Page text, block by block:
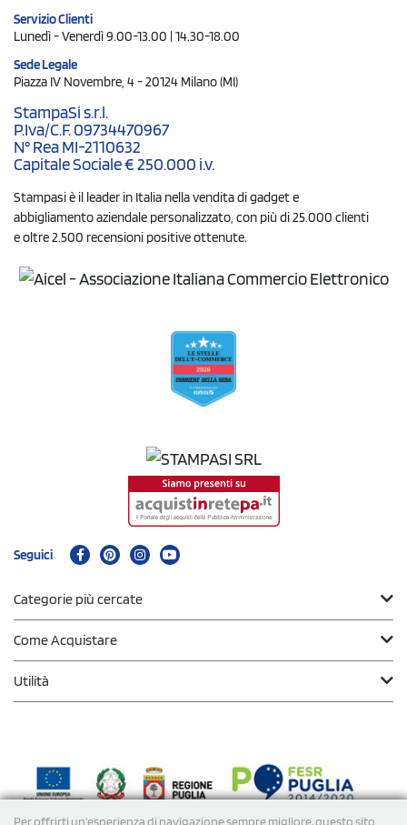
Per offrirti un'esperienza di navigazione sempre migliore, questo sito
Servizio Clienti
Lunedì - Venerdì 9.00-13.00 | 14.30-18.00
Sede Legale
Piazza IV Novembre, 4 - 20124 Milano (MI)
StampaSi s.r.l.
P.Iva/C.F. 09734470967
N° Rea MI-2110632
Capitale Sociale € 250.000 i.v.
Stampasi è il leader in Italia nella vendita di gadget e
abbigliamento aziendale personalizzato, con più di 25.000 clienti
e oltre 2.500 recensioni positive ottenute.
Seguici
Categorie più cercate
Come Acquistare
Utilità